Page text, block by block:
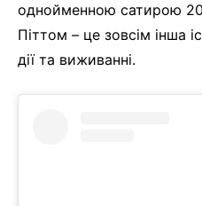
однойменною сатирою
Піттом – це зовсім інша
дії та виживанні.